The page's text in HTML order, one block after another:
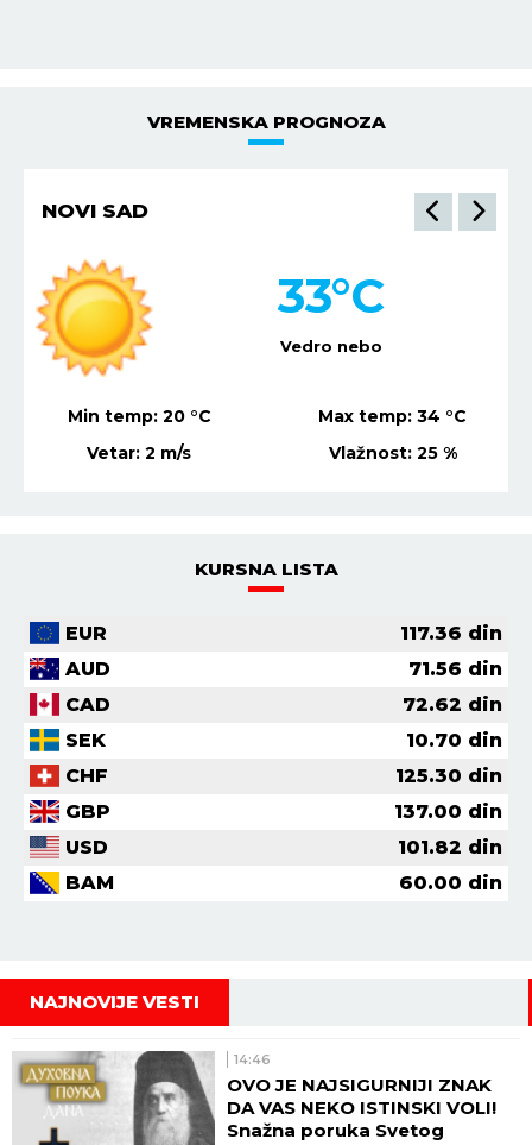
VREMENSKA PROGNOZA
NIŠ
Vedro nebo
35°C
Min temp:21 °C Max temp:36 °C
Vetar: 4 m/s Vlažnost: 29 %
KURSNA LISTA
EUR 117.36 din
AUD
71.56 din
CAD
72.62 din
SEK
10.70 din
CHF
125.30 din
GBP
137.00 din
USD
101.82 din
BAM
60.00 din
NAJNOVIJE VESTI
14:46
OVO JE NAJSIGURNIJI ZNAK
DA VAS NEKO ISTINSKI VOLI!
Snažna poruka Svetog